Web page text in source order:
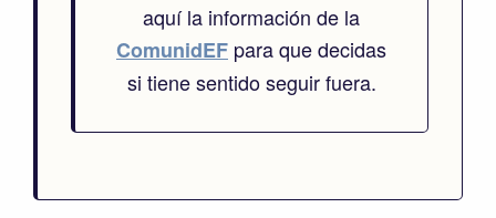
aquí la información de la
ComunidEF para que decidas
si tiene sentido seguir fuera.